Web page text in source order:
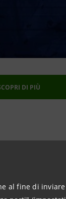
al fine di inviare
DI PIÙ